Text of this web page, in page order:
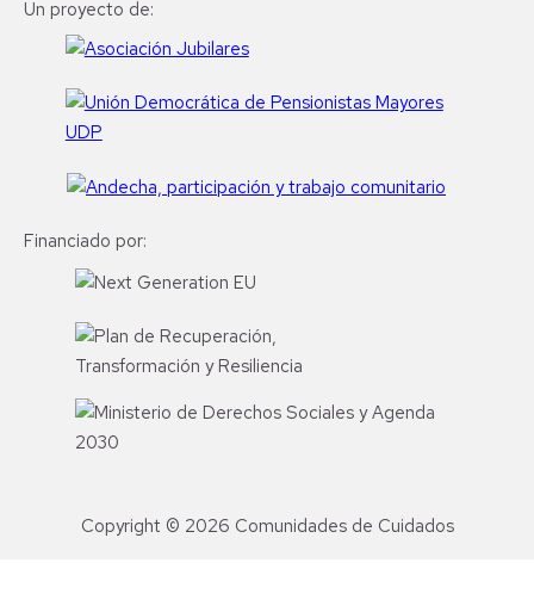
Un proyecto de:
Financiado por:
Copyright © 2026 Comunidades de Cuidados